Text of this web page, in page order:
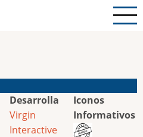
Desarrolla
Virgin
Interactive
Iconos
Informativos